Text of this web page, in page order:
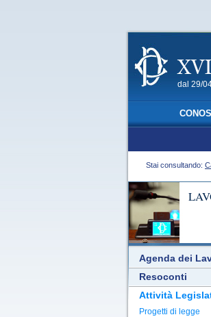
dal 29/
Stai consultando:
Agenda dei
Resoconti
Attività
Progetti di legge